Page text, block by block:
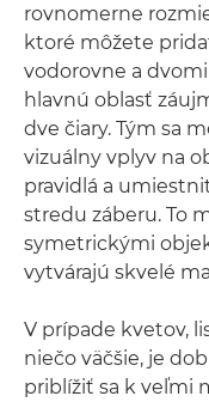
rovnomerne
ktoré môžete
vodorovne a
hlavnú oblasť
dve čiary. Tým sa
vizuálny vplyv na
pravidlá a
stredu záberu. To
symetrickými
vytvárajú skvelé
V prípade kvetov,
niečo väčšie, je
priblížiť sa k veľmi